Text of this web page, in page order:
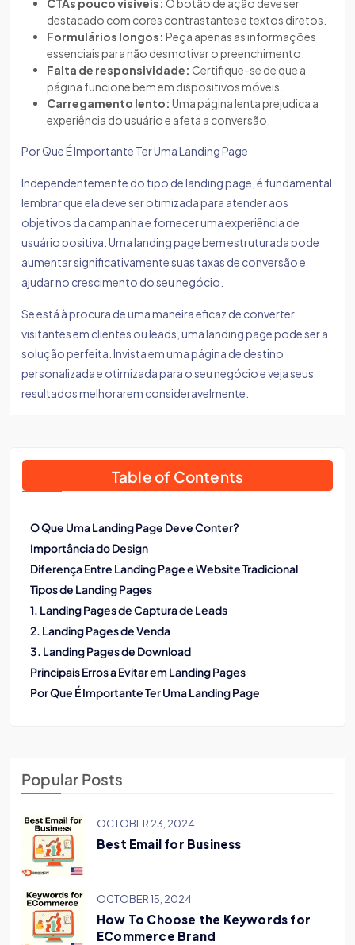
CTAs pouco visíveis: O botão de ação deve ser
destacado com cores contrastantes e textos diretos.
Formulários longos: Peça apenas as informações
essenciais para não desmotivar o preenchimento.
Falta de responsividade: Certifique-se de que a
página funcione bem em dispositivos móveis.
Carregamento lento: Uma página lenta prejudica a
experiência do usuário e afeta a conversão.
Por Que É Importante Ter Uma Landing Page
Independentemente do tipo de landing page, é fundamental
lembrar que ela deve ser otimizada para atender aos
objetivos da campanha e fornecer uma experiência de
usuário positiva. Uma landing page bem estruturada pode
aumentar significativamente suas taxas de conversão e
ajudar no crescimento do seu negócio.
Se está à procura de uma maneira eficaz de converter
visitantes em clientes ou leads, uma landing page pode ser a
solução perfeita. Invista em uma página de destino
personalizada e otimizada para o seu negócio e veja seus
resultados melhorarem consideravelmente.
Table of Contents
O Que Uma Landing Page Deve Conter?
Importância do Design
Diferença Entre Landing Page e Website Tradicional
Tipos de Landing Pages
1. Landing Pages de Captura de Leads
2. Landing Pages de Venda
3. Landing Pages de Download
Principais Erros a Evitar em Landing Pages
Por Que É Importante Ter Uma Landing Page
Popular Posts
OCTOBER 23, 2024
Best Email for Business
OCTOBER 15, 2024
How To Choose the Keywords for
ECommerce Brand